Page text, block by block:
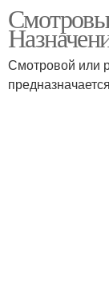
Смотровой или